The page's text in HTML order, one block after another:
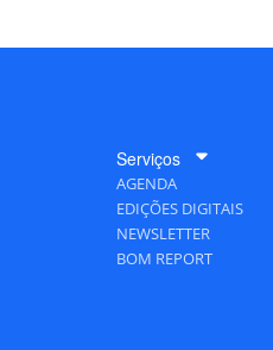
Serviços
AGENDA
EDIÇÕES DIGITAIS
NEWSLETTER
BOM REPORT